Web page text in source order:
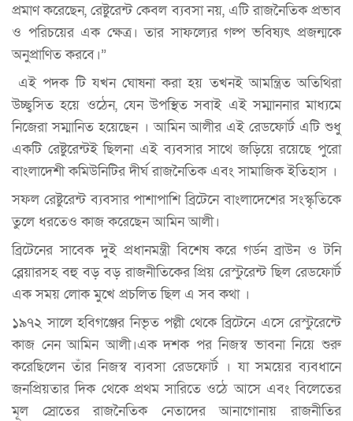
প্রমাণ করেছেন, রেষ্টুরেন্ট কেবল ব্যবসা নয়, এটি রাজনৈতিক প্রভাব
ও পরিচয়ের এক ক্ষেত্র। তার সাফল্যের গল্প ভবিষ্যৎ প্রজন্মকে
অনুপ্রাণিত করবে।”
এই পদক টি যখন ঘোষনা করা হয় তখনই আমন্ত্রিত অতিথিরা
উচ্ছ্বসিত হয়ে ওঠেন, যেন উপস্থিত সবাই এই সম্মাননার মাধ্যমে
নিজেরা সম্মানিত হয়েছেন । আমিন আলীর এই রেডফোর্ট এটি শুধু
একটি রেষ্টুরেন্টই ছিলনা এই ব‍্যবসার সাথে জড়িয়ে রয়েছে পুরো
বাংলাদেশী কমিউনিটির দীর্ঘ রাজনৈতিক এবং সামাজিক ইতিহাস ।
সফল রেষ্টুরেন্ট ব্যবসার পাশাপাশি ব্রিটেনে বাংলাদেশের সংস্কৃতিকে
তুলে ধরতেও কাজ করেছেন আমিন আলী।
ব্রিটেনের সাবেক দুই প্রধানমন্ত্রী বিশেষ করে গর্ডন ব্রাউন ও টনি
ব্লেয়ারসহ বহু বড় বড় রাজনীতিকের প্রিয় রেস্টুরেন্ট ছিল রেডফোর্ট
এক সময় লোক মুখে প্রচলিত ছিল এ সব কথা ।
১৯৭২ সালে হবিগঞ্জের নিভৃত পল্লী থেকে ব্রিটেনে এসে রেস্টুরেন্টে
কাজ নেন আমিন আলী।এক দশক পর নিজস্ব ভাবনা নিয়ে শুরু
করেছিলেন তাঁর নিজস্ব ব‍্যবসা রেডফোর্ট । যা সময়ের ব্যবধানে
জনপ্রিয়তার দিক থেকে প্রথম সারিতে ওঠে আসে এবং বিলেতের
মূল স্রোতের রাজনৈতিক নেতাদের আনাগোনায় রাজনীতির